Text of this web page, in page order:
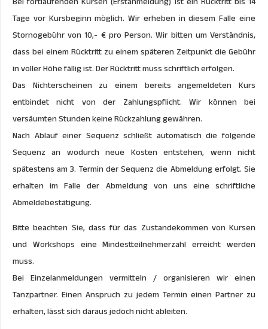
Tage vor Kursbeginn möglich. Wir erheben in diesem Falle eine
Stornogebühr von 10,- € pro Person. Wir bitten um Verständnis,
dass bei einem Rücktritt zu einem späteren Zeitpunkt die Gebühr
in voller Höhe fällig ist. Der Rücktritt muss schriftlich erfolgen.
Das Nichterscheinen zu einem bereits angemeldeten Kurs
entbindet nicht von der Zahlungspflicht. Wir können bei
versäumten Stunden keine Rückzahlung gewähren.
Nach Ablauf einer Sequenz schließt automatisch die folgende
Sequenz an wodurch neue Kosten entstehen, wenn nicht
spätestens am 3. Termin der Sequenz die Abmeldung erfolgt. Sie
erhalten im Falle der Abmeldung von uns eine schriftliche
Abmeldebestätigung.
Bitte beachten Sie, dass für das Zustandekommen von Kursen
und Workshops eine Mindestteilnehmerzahl erreicht werden
muss.
Bei Einzelanmeldungen vermitteln / organisieren wir einen
Tanzpartner. Einen Anspruch zu jedem Termin einen Partner zu
erhalten, lässt sich daraus jedoch nicht ableiten.